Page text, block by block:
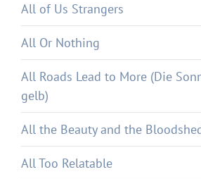
All of Us Strangers
All Or Nothing
All Roads Lead to More (Die
gelb)
All the Beauty and the
All Too Relatable